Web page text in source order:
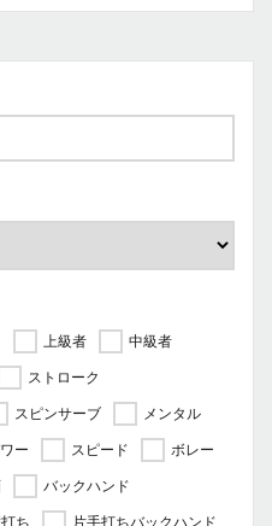
上級者
中級者
ストローク
スピンサーブ
メンタル
ー スピード
ボレー
バックハンド
ち 片手打ちバックハンド